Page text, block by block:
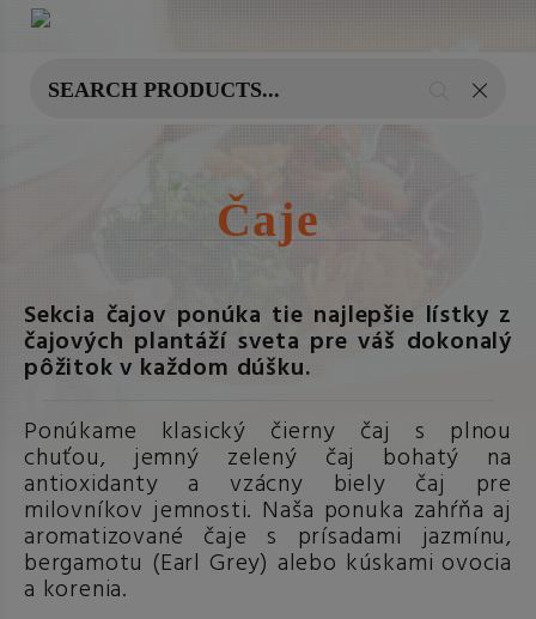
Čaje
Sekcia čajov ponúka tie najlepšie lístky z
čajových plantáží sveta pre váš dokonalý
pôžitok v každom dúšku.
Ponúkame klasický čierny čaj s plnou
chuťou, jemný zelený čaj bohatý na
antioxidanty a vzácny biely čaj pre
milovníkov jemnosti. Naša ponuka zahŕňa aj
aromatizované čaje s prísadami jazmínu,
bergamotu (Earl Grey) alebo kúskami ovocia
a korenia.